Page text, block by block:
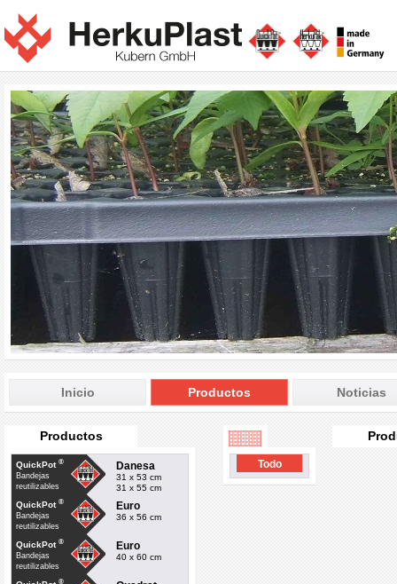
Inicio Productos Noticias
Productos
QuickPot ®
Bandejas
reutilizables
Danesa
31 x 53 cm
31 x 55 cm
QuickPot ®
Bandejas
reutilizables
Euro
36 x 56 cm
QuickPot ®
Bandejas
reutilizables
Euro
40 x 60 cm
®
Todo